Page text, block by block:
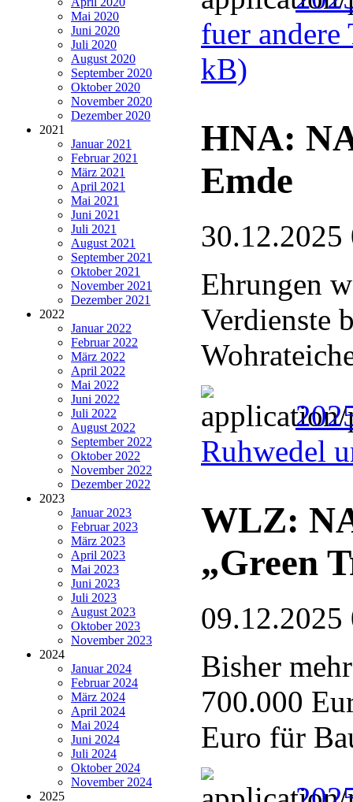
Mai 2020
Juni 2020
Juli 2020
August 2020
September 2020
Oktober 2020
November 2020
Dezember 2020
2021
Januar 2021
Februar 2021
März 2021
April 2021
Mai 2021
Juni 2021
Juli 2021
August 2021
September 2021
Oktober 2021
November 2021
Dezember 2021
2022
Januar 2022
Februar 2022
März 2022
April 2022
Mai 2022
Juni 2022
Juli 2022
August 2022
September 2022
Oktober 2022
November 2022
Dezember 2022
2023
Januar 2023
Februar 2023
März 2023
April 2023
Mai 2023
Juni 2023
Juli 2023
August 2023
Oktober 2023
November 2023
2024
Januar 2024
Februar 2024
März 2024
April 2024
Mai 2024
Juni 2024
Juli 2024
Oktober 2024
November 2024
2025
fuer
kB)
HNA:
Emde
30.12.2025
Ehrungen
Verdienste
Ruhwedel
WLZ:
„Green
09.12.2025
Bisher
700.000
Euro für